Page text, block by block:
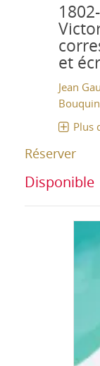
et
Jean
Plus
Réserver
Disponible